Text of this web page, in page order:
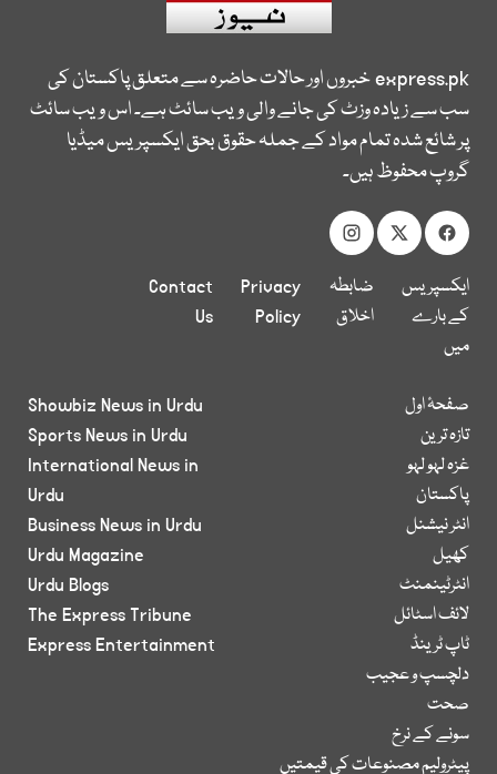
express.pkخبروں اور حالات حاضرہ سے متعلق پاکستان کی
سب سے زیادہ وزٹ کی جانے والی ویب سائٹ ہے۔ اس ویب سائٹ
پر شائع شدہ تمام مواد کے جملہ حقوق بحق ایکسپریس میڈیا
گروپ محفوظ ہیں۔
ایکسپریس
کے بارے
میں
ضابطہ
اخلاق
Privacy
Policy
Contact
Us
صفحۂ اول
تازہ ترین
غزہ لہو لہو
پاکستان
انٹر نیشنل
کھیل
انٹرٹینمنٹ
لائف اسٹائل
ٹاپ ٹرینڈ
دلچسپ و عجیب
صحت
سونے کے نرخ
پیٹرولیم مصنوعات کی قیمتیں
Showbiz News in Urdu
Sports News in Urdu
International News in
Urdu
Business News in Urdu
Urdu Magazine
Urdu Blogs
The Express Tribune
Express Entertainment